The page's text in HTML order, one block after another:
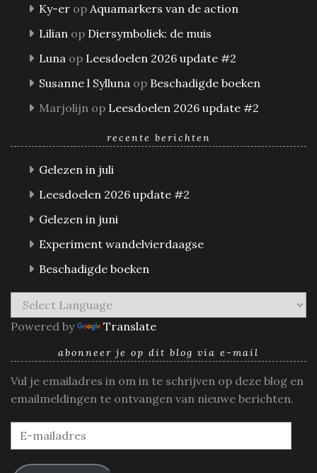
Ky-er op Aquamarkers van de action
Lilian op Diersymboliek: de muis
Luna op Leesdoelen 2026 update #2
Susanne l Sylluna op Beschadigde boeken
Marjolijn op Leesdoelen 2026 update #2
recente berichten
Gelezen in juli
Leesdoelen 2026 update #2
Gelezen in juni
Experiment wandelvierdaagse
Beschadigde boeken
Powered by Translate
abonneer je op dit blog via e-mail
Vul je emailadres in om in te schrijven op deze blog en
emailmeldingen te ontvangen van nieuwe berichten.
E-
mailadres